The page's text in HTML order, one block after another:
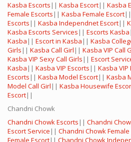
Kasba Escorts || Kasba Escort|| Kasba
Female Escorts || Kasba Female Escort||
Escorts || Kasba Independnet Escort||
Kasba Escorts Services || Escorts Kasba
Kasba || Escort in Kasba || Kasba
Girls || Kasba Call Girl || Kasba VIP Call
Kasba VIP Sexy Call Girls || Escort
Kasba || Kasba VIP Escorts || Kasba VIP
Escorts || Kasba Model Escort|| Kasba
Model Call Girl || Kasba Housewife
Escort||
Chandni Chowk
Chandni Chowk Escorts || Chandni
Escort Service || Chandni Chowk Female
Female Escort|| Chandni Chowk